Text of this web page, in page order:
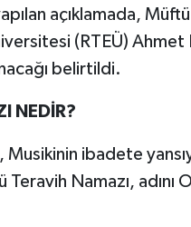
açıklamada,
(RTEÜ) Ahmet
belirtildi.
NEDİR?
ibadete
Namazı, adını